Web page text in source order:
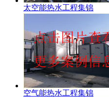
太空能热水工程集锦
空气能热水工程集锦